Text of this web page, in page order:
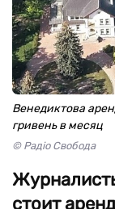
Венедиктова
гривень в месяц
© Радіо Свобода
стоит